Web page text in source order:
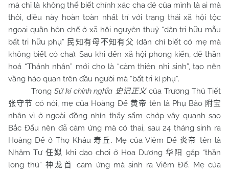
mà chỉ là không thể biết chính xác cha đẻ của mình là ai mà
thôi, điều này hoàn toàn nhất trí với trạng thái xã hội tộc
ngoại quần hôn chế ở xã hội nguyên thuỷ “dân tri hữu mẫu
bất tri hữu phụ” 民知有母不知有父 (dân chỉ biết có mẹ mà
không biết có cha). Sau khi đến xã hội phong kiến, để thần
hoá “Thánh nhân” mới cho là “cảm thiên nhi sinh”, tạo nên
vầng hào quan trên đầu người mà “bất tri kì phụ”.
Trong Sử kí chính nghĩa 史记正义của Trương Thủ Tiết
张守节 có nói, mẹ của Hoàng Đế 黄帝 tên là Phụ Bảo 附宝
nhân vì ở ngoài đồng nhìn thấy sấm chớp vây quanh sao
Bắc Đẩu nên đã cảm ứng mà có thai, sau 24 tháng sinh ra
Hoàng Đế ở Thọ Khâu寿丘 . Mẹ của Viêm Đế 炎帝 tên là
Nhâm Tự 任姒 khi dạo chơi ở Hoa Dương 华阳
gặp “thần
long thủ”神龙首
cảm ứng mà sinh ra Viêm Đế. Mẹ của